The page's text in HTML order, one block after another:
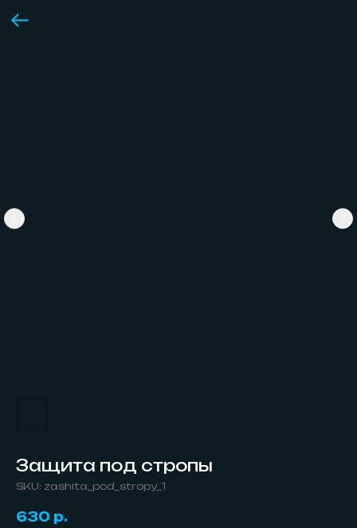
Защита под стропы
SKU: zashita_pod_stropy_1
630 р.